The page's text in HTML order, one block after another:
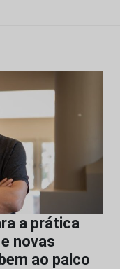
a prática
novas
ao palco